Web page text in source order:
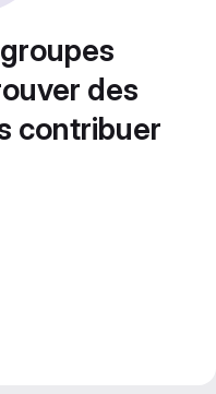
des
contribuer